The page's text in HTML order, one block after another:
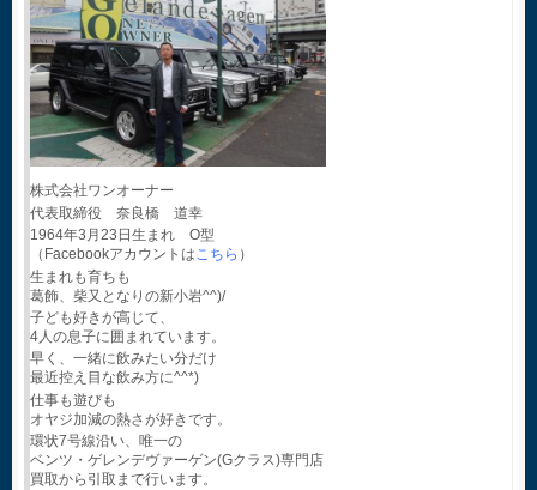
株式会社ワンオーナー
代表取締役 奈良橋 道幸
1964年3月23日生まれ O型
（Facebookアカウントはこちら ）
生まれも育ちも
葛飾、柴又となりの新小岩^^)/
子ども好きが高じて、
4人の息子に囲まれています。
早く、一緒に飲みたい分だけ
最近控え目な飲み方に^^*)
仕事も遊びも
オヤジ加減の熱さが好きです。
環状7号線沿い、唯一の
ベンツ・ゲレンデヴァーゲン(Gクラス)専門店
買取から引取まで行います。